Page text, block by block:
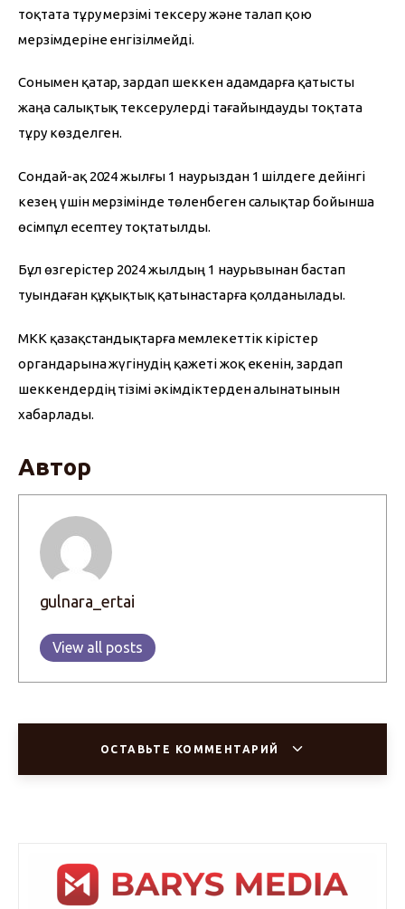
тоқтата тұру мерзімі тексеру және талап қою
мерзімдеріне енгізілмейді.
Сонымен қатар, зардап шеккен адамдарға қатысты
жаңа салықтық тексерулерді тағайындауды тоқтата
тұру көзделген.
Сондай-ақ 2024 жылғы 1 наурыздан 1 шілдеге дейінгі
кезең үшін мерзімінде төленбеген салықтар бойынша
өсімпұл есептеу тоқтатылды.
Бұл өзгерістер 2024 жылдың 1 наурызынан бастап
туындаған құқықтық қатынастарға қолданылады.
МКК қазақстандықтарға мемлекеттік кірістер
органдарына жүгінудің қажеті жоқ екенін, зардап
шеккендердің тізімі әкімдіктерден алынатынын
хабарлады.
Автор
gulnara_ertai
View all posts
ОСТАВЬТЕ КОММЕНТАРИЙ